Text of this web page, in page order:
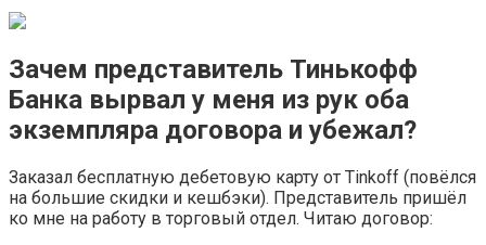
Зачем представитель Тинькофф
Банка вырвал у меня из рук оба
экземпляра договора и убежал?
Заказал бесплатную дебетовую карту от Tinkoff (повёлся
на большие скидки и кешбэки). Представитель пришёл
ко мне на работу в торговый отдел. Читаю договор: